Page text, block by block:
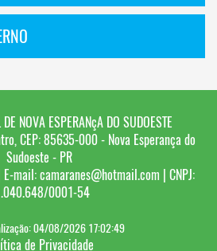
NOVA ESPERANçA DO SUDOESTE
CEP: 85635-000 - Nova Esperança do
Sudoeste - PR
| E-mail:camaranes@hotmail.com | CNPJ:
0001-54
04/08/2026 17:02:49
de Privacidade